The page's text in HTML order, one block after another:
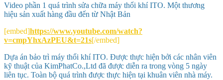
Video phần 1 quá trình sửa chữa máy thổi khí ITO. Một thương
hiệu sản xuất hàng đầu đến từ Nhật Bản
[embed]https://www.youtube.com/watch?
v=cmpYhxAzPEU&t=21s[/embed]
Dựa án bảo trì máy thổi khí ITO. Được thực hiện bởi các nhân viên
kỹ thuật của KimPhatCo.,Ltd đã được diễn ra trong vòng 5 ngày
liên tục. Toàn bộ quá trình được thực hiện tại khuân viên nhà máy.